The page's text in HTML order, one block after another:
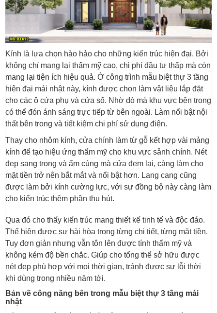
Kính là lựa chọn hào hảo cho những kiến trúc hiện đại. Bởi
không chỉ mang lại thẩm mỹ cao, chi phí đầu tư thấp mà còn
mang lại tiện ích hiệu quả. Ở công trình mẫu biệt thự 3 tầng
hiện đại mái nhật này, kính được chọn làm vật liệu lắp đặt
cho các ô cửa phụ và cửa sổ. Nhờ đó mà khu vực bên trong
có thể đón ánh sáng trực tiếp từ bên ngoài. Làm nổi bật nội
thất bên trong và tiết kiệm chi phí sử dụng điện.
Thay cho nhôm kính, cửa chính làm từ gỗ kết hợp vài mảng
kính để tạo hiệu ứng thẩm mỹ cho khu vực sảnh chính. Nét
đẹp sang trọng và ấm cúng mà cửa đem lại, càng làm cho
mặt tiền trở nên bắt mắt và nổi bật hơn. Lang cang cũng
được làm bởi kính cường lực, với sự đồng bộ này càng làm
cho kiến trúc thêm phần thu hút.
Qua đó cho thấy kiến trúc mang thiết kế tinh tế và độc đáo.
Thể hiện được sự hài hòa trong từng chi tiết, từng mặt tiền.
Tuy đơn giản nhưng vẫn tôn lên được tính thẩm mỹ và
không kém độ bền chắc. Giúp cho tổng thể sở hữu được
nét đẹp phù hợp với mọi thời gian, tránh được sự lỗi thời
khi dùng trong nhiều năm tới.
Bản vẽ công năng bên trong mẫu biệt thự 3 tầng mái
nhật